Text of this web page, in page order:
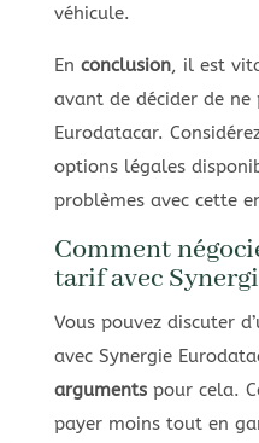
véhicule.
En conclusion, il est
avant de décider de ne
Eurodatacar.
options légales
problèmes avec cette
Comment
tarif avec
Vous pouvez discuter
avec Synergie
argumentspour cela.
payer moins tout en